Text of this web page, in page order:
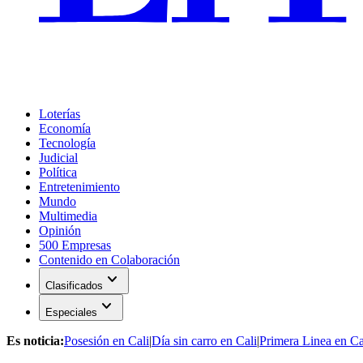
Loterías
Economía
Tecnología
Judicial
Política
Entretenimiento
Mundo
Multimedia
Opinión
500 Empresas
Contenido en Colaboración
Clasificados expand_more
Especiales expand_more
Es noticia:Posesión en Cali|Día sin carro en Cali|Primera Linea en